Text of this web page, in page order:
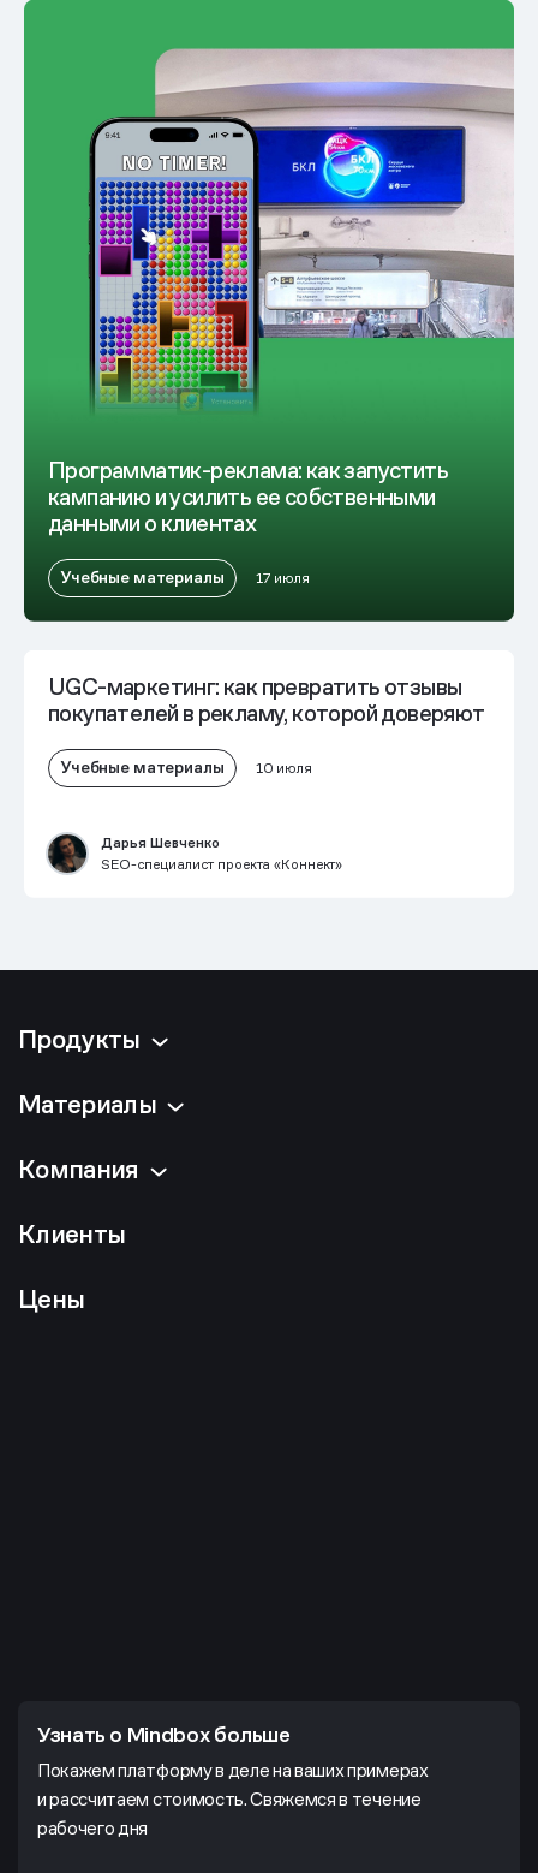
Программатик-реклама: как запустить
кампанию и усилить ее собственными
данными о клиентах
Учебные материалы 17 июля
UGC-маркетинг: как превратить отзывы
покупателей в рекламу, которой доверяют
Учебные материалы 10 июля
Дарья Шевченко
SEO-специалист проекта «Коннект»
Продукты
Материалы
Компания
Клиенты
Цены
Узнать о Mindbox больше
Покажем платформу в деле на ваших примерах
и рассчитаем стоимость. Свяжемся в течение
рабочего дня